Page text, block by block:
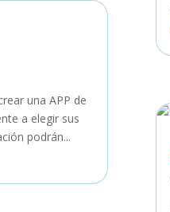
una APP de
a elegir sus
podrán...